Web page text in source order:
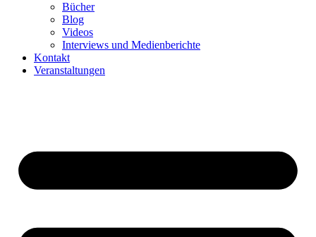
Bücher
Blog
Videos
Interviews und Medienberichte
Kontakt
Veranstaltungen